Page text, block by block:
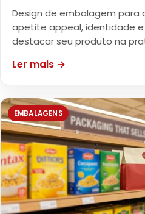
Design de embalagem para
apetite appeal, identidade
destacar seu produto na
Ler mais →
EMBALAGENS